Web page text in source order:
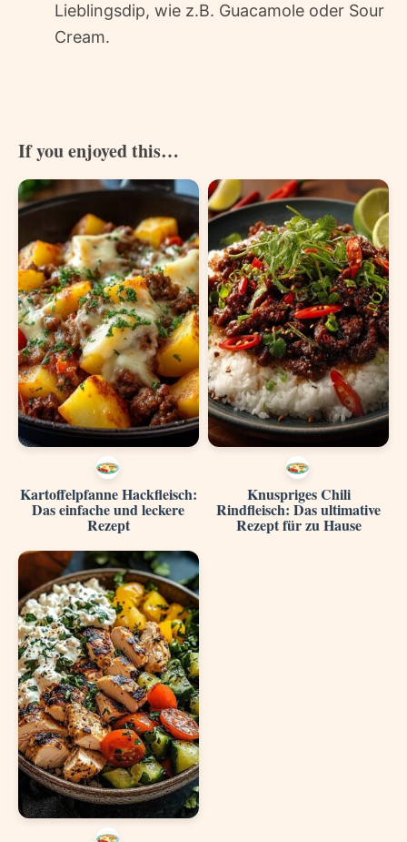
Lieblingsdip, wie z.B. Guacamole oder Sour
Cream.
If you enjoyed this…
Kartoffelpfanne Hackfleisch:
Das einfache und leckere
Rezept
Knuspriges Chili
Rindfleisch: Das ultimative
Rezept für zu Hause